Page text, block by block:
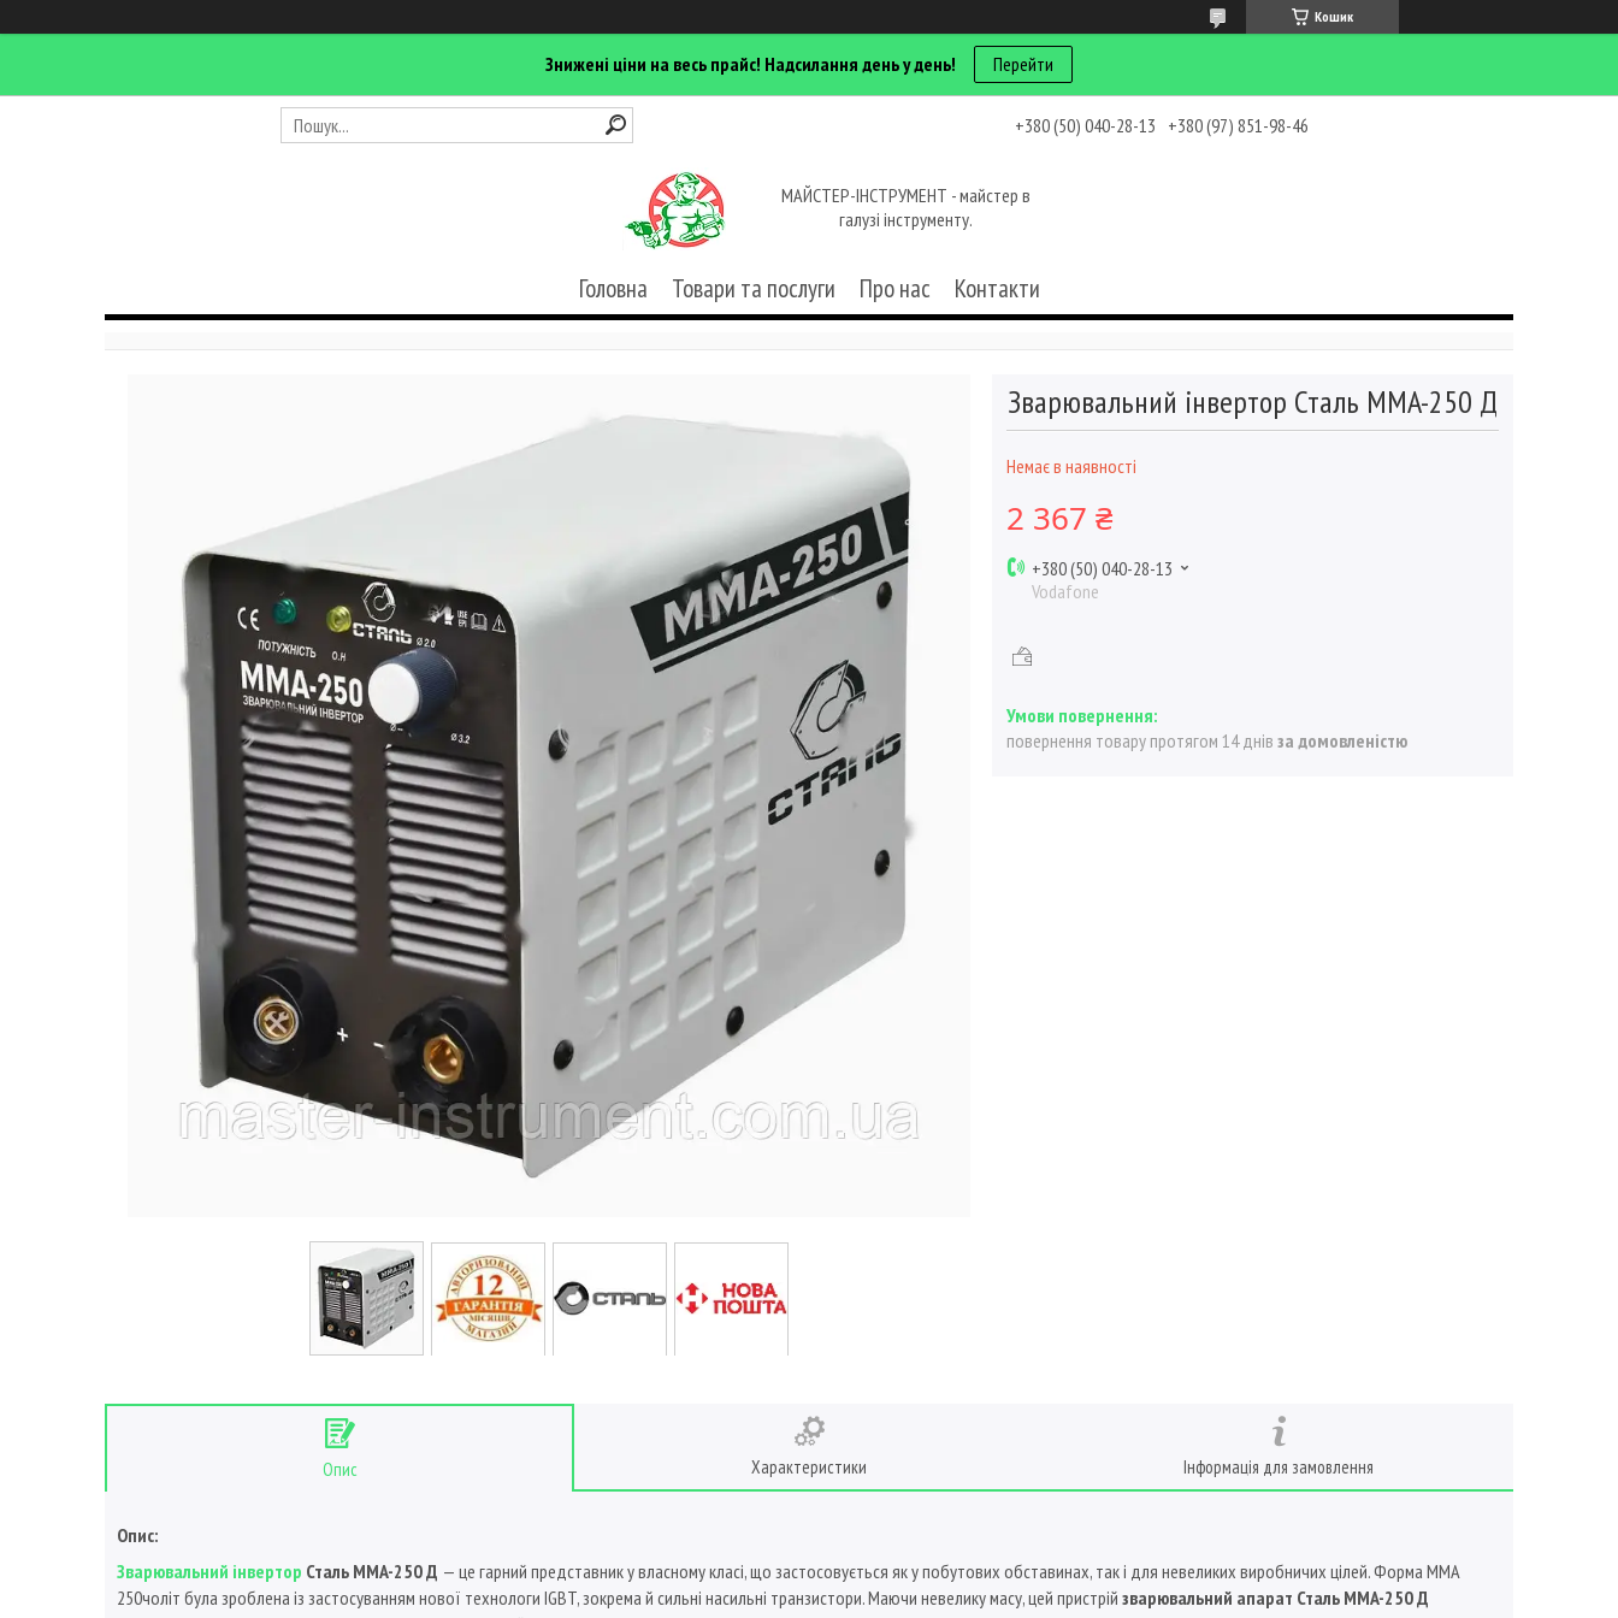
Кошик
Знижені ціни на весь прайс! Надсилання день у день! Перейти
+380 (50) 040-28-13 +380 (97) 851-98-46
МАЙСТЕР-ІНСТРУМЕНТ - майстер в
галузі інструменту.
Головна Товари та послуги Про нас Контакти
Зварювальний інвертор Сталь MMA-250 Д
Немає в наявності
2 367 ₴
+380 (50) 040-28-13
Vodafone
повернення товару протягом 14 днів за домовленістю
Опис Характеристики Інформація для замовлення
Опис:
Зварювальний інвертор Сталь MMA-250 Д — це гарний представник у власному класі, що застосовується як у побутових обставинах, так і для невеликих виробничих цілей. Форма MМА
250чоліт була зроблена із застосуванням нової технологи IGBT, зокрема й сильні насильні транзистори. Маючи невелику масу, цей пристрій зварювальний апарат Сталь MMA-250 Д